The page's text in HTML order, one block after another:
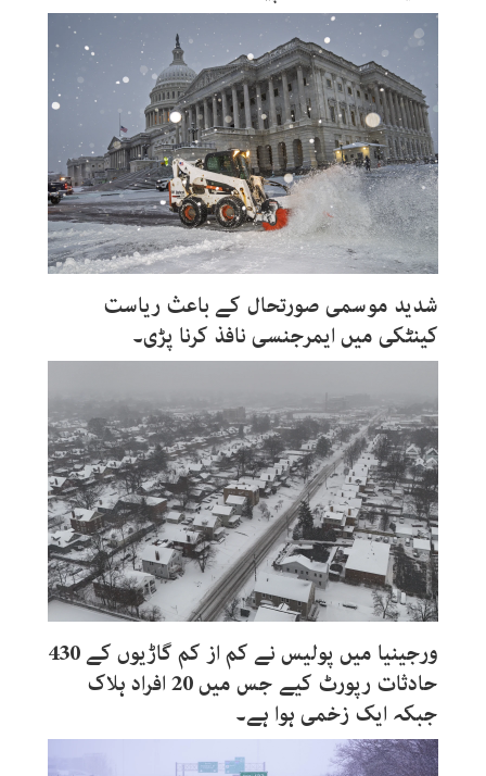
شدید موسمی صورتحال کے باعث ریاست
کینٹکی میں ایمرجنسی نافذ کرنا پڑی۔
ورجینیا میں پولیس نے کم از کم گاڑیوں کے 430
حادثات رپورٹ کیے جس میں 20 افراد ہلاک
جبکہ ایک زخمی ہوا ہے۔